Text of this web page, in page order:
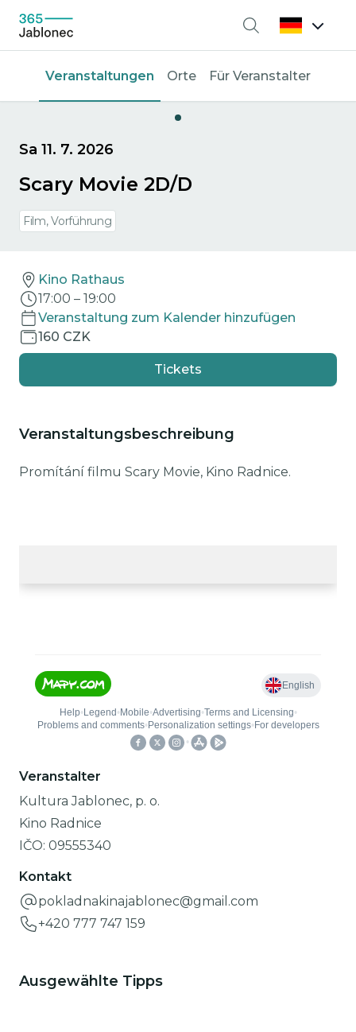
Suche
Veranstaltungen Orte Für Veranstalter
Sa 11. 7. 2026
Scary Movie 2D/D
Film, Vorführung
Kino Rathaus
17:00 – 19:00
Veranstaltung zum Kalender hinzufügen
160 CZK
Tickets
Veranstaltungsbeschreibung
Promítání filmu Scary Movie, Kino Radnice.
Veranstalter
Kultura Jablonec, p. o.
Kino Radnice
IČO: 09555340
Kontakt
pokladnakinajablonec@gmail.com
+420 777 747 159
Ausgewählte Tipps